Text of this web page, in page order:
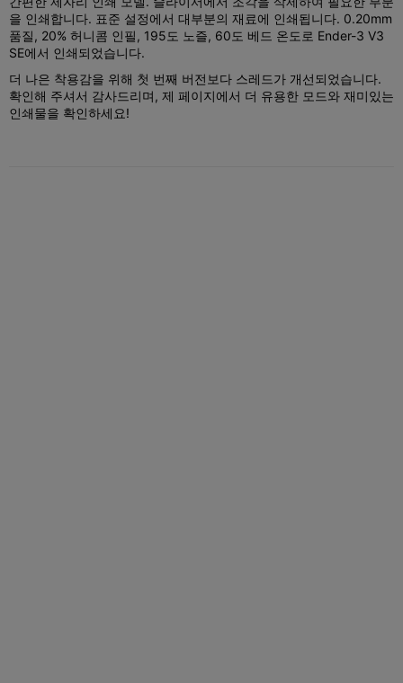
을 인쇄합니다. 표준 설정에서 대부분의 재료에 인쇄됩니다. 0.20mm
품질, 20% 허니콤 인필, 195도 노즐, 60도 베드 온도로 Ender-3 V3
SE에서 인쇄되었습니다.
더 나은 착용감을 위해 첫 번째 버전보다 스레드가 개선되었습니다.
확인해 주셔서 감사드리며, 제 페이지에서 더 유용한 모드와 재미있는
인쇄물을 확인하세요!